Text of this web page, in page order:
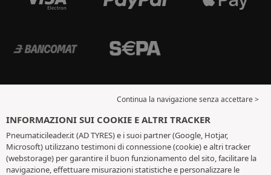
Continua la navigazione senza accettare >
INFORMAZIONI SUI COOKIE E ALTRI TRACKER
Pneumaticileader.it (AD TYRES) e i suoi partner (Google, Hotjar,
Microsoft) utilizzano testimoni di connessione (cookie) e altri tracker
(webstorage) per garantire il buon funzionamento del sito, facilitare la
navigazione, effettuare misurazioni statistiche e personalizzare le